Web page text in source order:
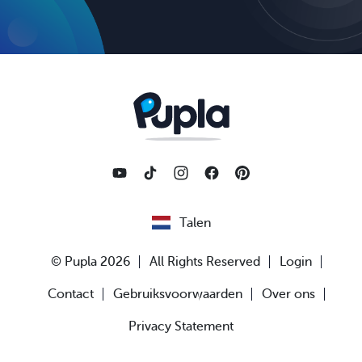
Talen
© Pupla 2026 All Rights Reserved Login
Contact Gebruiksvoorwaarden Over ons
Privacy Statement